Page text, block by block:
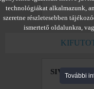
SIVA RG-
technológiákat alkalmazunk,
szeretne részletesebben
ismertető oldalunkra,
További